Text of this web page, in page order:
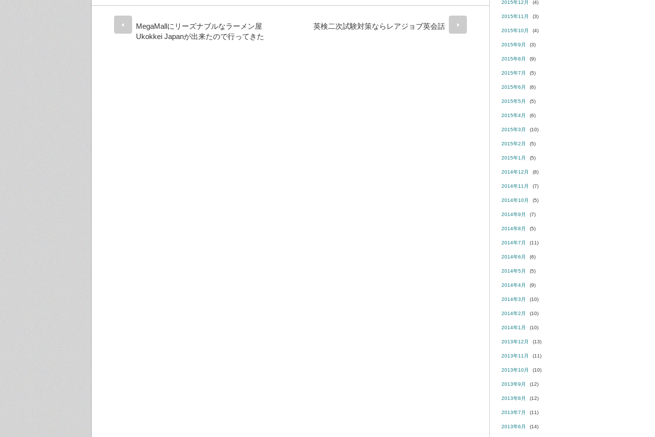
MegaMallにリーズナブルなラーメン屋
Ukokkei Japanが出来たので行ってきた
英検二次試験対策ならレアジョブ英会話
2015年12月 (4)
2015年11月 (3)
2015年10月 (4)
2015年9月 (3)
2015年8月 (9)
2015年7月 (5)
2015年6月 (6)
2015年5月 (5)
2015年4月 (6)
2015年3月 (10)
2015年2月 (5)
2015年1月 (5)
2014年12月 (8)
2014年11月 (7)
2014年10月 (5)
2014年9月 (7)
2014年8月 (5)
2014年7月 (11)
2014年6月 (6)
2014年5月 (5)
2014年4月 (9)
2014年3月 (10)
2014年2月 (10)
2014年1月 (10)
2013年12月 (13)
2013年11月 (11)
2013年10月 (10)
2013年9月 (12)
2013年8月 (12)
2013年7月 (11)
2013年6月 (14)